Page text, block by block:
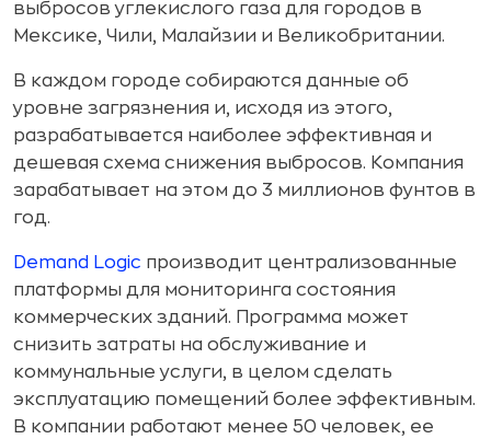
выбросов углекислого газа для городов в
Мексике, Чили, Малайзии и Великобритании.
В каждом городе собираются данные об
уровне загрязнения и, исходя из этого,
разрабатывается наиболее эффективная и
дешевая схема снижения выбросов. Компания
зарабатывает на этом до 3 миллионов фунтов в
год.
Demand Logic производит централизованные
платформы для мониторинга состояния
коммерческих зданий. Программа может
снизить затраты на обслуживание и
коммунальные услуги, в целом сделать
эксплуатацию помещений более эффективным.
В компании работают менее 50 человек, ее